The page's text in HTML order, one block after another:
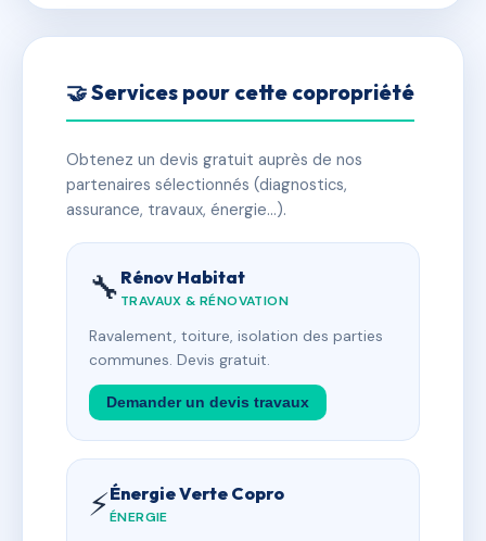
🤝 Services pour cette copropriété
Obtenez un devis gratuit auprès de nos
partenaires sélectionnés (diagnostics,
assurance, travaux, énergie…).
🔧 Rénov Habitat
TRAVAUX & RÉNOVATION
Ravalement, toiture, isolation des parties
communes. Devis gratuit.
Demander un devis travaux
⚡Énergie Verte Copro
ÉNERGIE